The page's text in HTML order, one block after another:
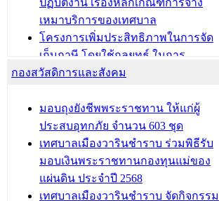
อนุญาตให้มีถิ่นที่อยู่
ประชุมคณะกรรมการประเมินผลการ
ควบคุมภายในของ สำนัก/กอง/
โรงเรียน/ศูนย์พัฒนาเด็กเล็ก/สถานธนา
บทความ อื่นๆ ...
เหมาบริการของเทศบาล
โครงการเพิ่มประสิทธิภาพในการจัด
เก็บภาษี โดยใช้กลยุทธ์ ในการ
พัฒนาการจัดเก็บรายได้ ประจำปี พ.ศ.
เทศบาลเมืองวารินชำราบ ร่วมการ
ประชุมวิชาการระดับนานาชาติและ
นิทรรศการด้านนวัตกรรมท้องถิ่น 2568
และรับรางวัลทีมนักวิจัยดีเด่นจาก
นวัตกรรมโครงการทะเบียนภาษีป้าย
ประชุมผู้เช่าอาคารพาณิชย์ บริเวณ
กองสวัสดิการและสังคม
มอบถุงยังชีพพระราชทาน ให้แก่ผู้
ประสบอุทกภัย จำนวน 603 ชุด
เทศบาลเมืองวารินชำราบ ร่วมพิธีรับ
มอบเงินพระราชทานกองทุนแม่ของ
แผ่นดิน ประจำปี 2568
เทศบาลเมืองวารินชำราบ จัดกิจกรรม